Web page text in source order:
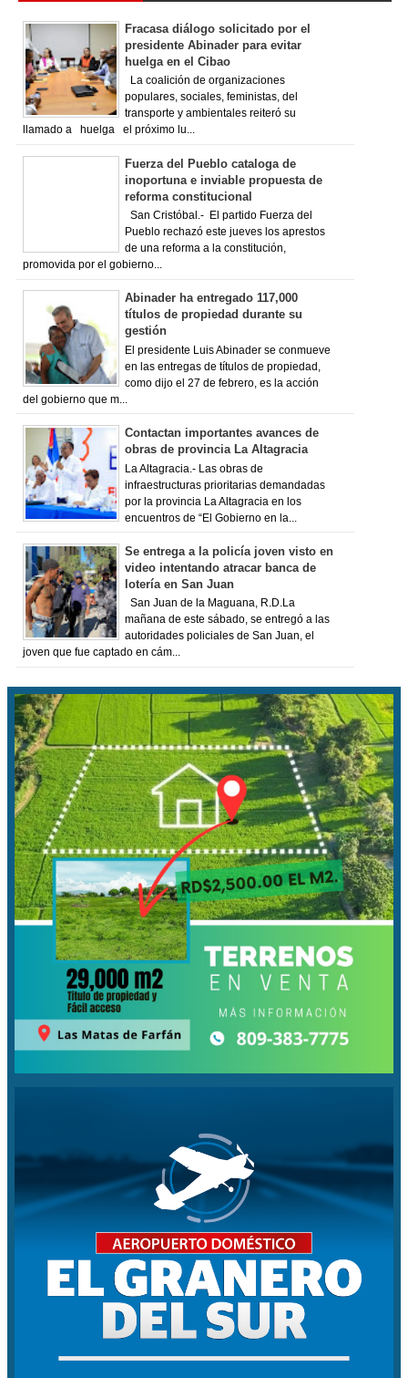
Fracasa diálogo solicitado por el
presidente Abinader para evitar
huelga en el Cibao
La coalición de organizaciones
populares, sociales, feministas, del
transporte y ambientales reiteró su
llamado a huelga el próximo lu...
Fuerza del Pueblo cataloga de
inoportuna e inviable propuesta de
reforma constitucional
San Cristóbal.- El partido Fuerza del
Pueblo rechazó este jueves los aprestos
de una reforma a la constitución,
promovida por el gobierno...
Abinader ha entregado 117,000
títulos de propiedad durante su
gestión
El presidente Luis Abinader se conmueve
en las entregas de títulos de propiedad,
como dijo el 27 de febrero, es la acción
del gobierno que m...
Contactan importantes avances de
obras de provincia La Altagracia
La Altagracia.- Las obras de
infraestructuras prioritarias demandadas
por la provincia La Altagracia en los
encuentros de “El Gobierno en la...
Se entrega a la policía joven visto en
video intentando atracar banca de
lotería en San Juan
San Juan de la Maguana, R.D.La
mañana de este sábado, se entregó a las
autoridades policiales de San Juan, el
joven que fue captado en cám...